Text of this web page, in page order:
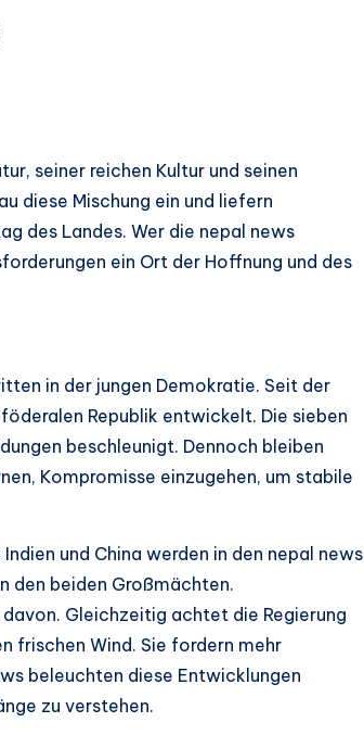
seiner reichen Kultur und seinen
diese Mischung ein und liefern
des Landes. Wer die nepal news
ein Ort der Hoffnung und des
in der jungen Demokratie. Seit der
Republik entwickelt. Die sieben
beschleunigt. Dennoch bleiben
Kompromisse einzugehen, um stabile
und China werden in den nepal news
den beiden Großmächten.
Gleichzeitig achtet die Regierung
frischen Wind. Sie fordern mehr
beleuchten diese Entwicklungen
zu verstehen.